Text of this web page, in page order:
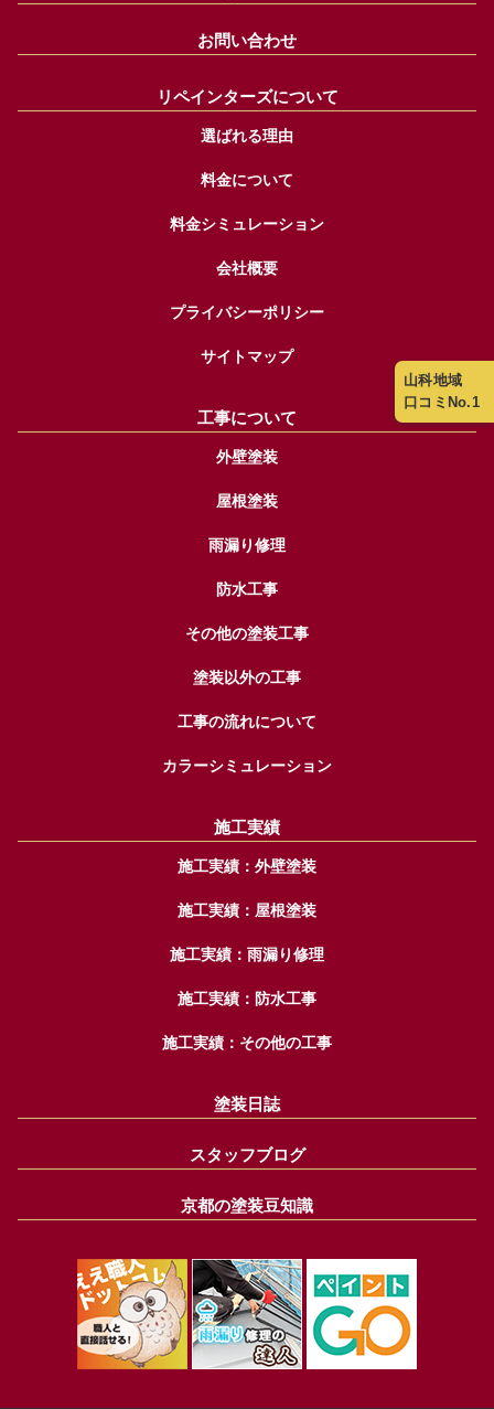
山科地域
口コミNo.1
お問い合わせ
リペインターズについて
選ばれる理由
料金について
料金シミュレーション
会社概要
プライバシーポリシー
サイトマップ
工事について
外壁塗装
屋根塗装
雨漏り修理
防水工事
その他の塗装工事
塗装以外の工事
工事の流れについて
カラーシミュレーション
施工実績
施工実績：外壁塗装
施工実績：屋根塗装
施工実績：雨漏り修理
施工実績：防水工事
施工実績：その他の工事
塗装日誌
スタッフブログ
京都の塗装豆知識